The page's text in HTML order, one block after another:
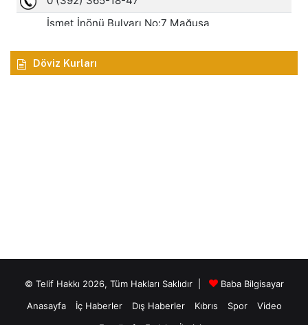
Döviz Kurları
© Telif Hakkı 2026, Tüm Hakları Saklıdır |
Baba Bilgisayar
Anasayfa
İç Haberler Dış Haberler Kıbrıs Spor
Video